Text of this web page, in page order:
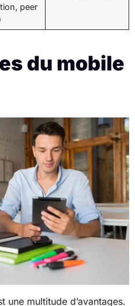
peer
du mobile
une multitude d’avantages.